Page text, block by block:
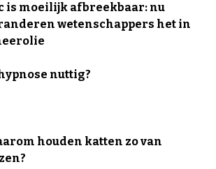
is moeilijk afbreekbaar: nu
wetenschappers het in
nuttig?
houden katten zo van